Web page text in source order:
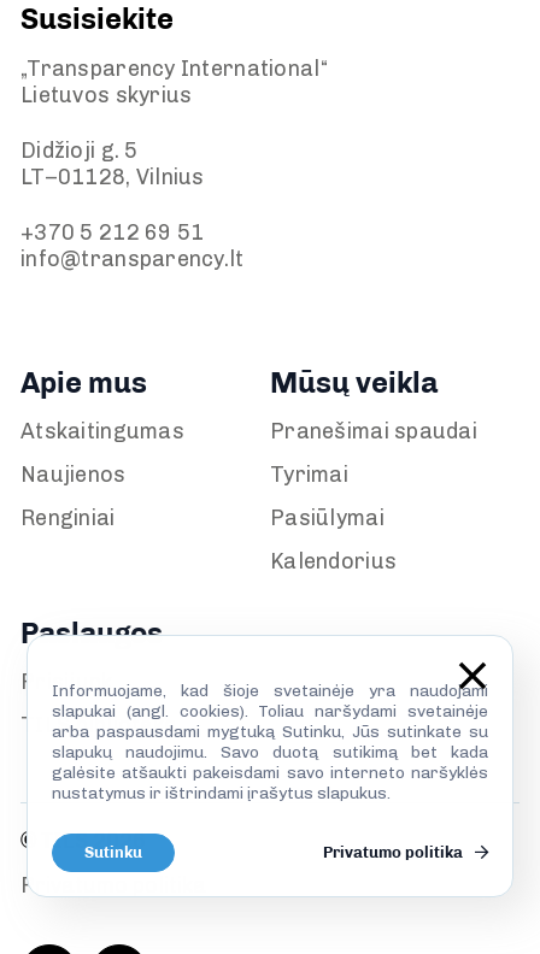
Susisiekite
„Transparency International“
Lietuvos skyrius
Didžioji g. 5
LT–01128, Vilnius
+370 5 212 69 51
info@transparency.lt
Apie mus
Atskaitingumas
Naujienos
Renginiai
Mūsų veikla
Pranešimai spaudai
Tyrimai
Pasiūlymai
Kalendorius
Paslaugos
Prisijunk
TILS biblioteka
© TILS 2026
Privatumo politika
Informuojame, kad šioje svetainėje yra naudojami
slapukai (angl. cookies). Toliau naršydami svetainėje
arba paspausdami mygtuką Sutinku, Jūs sutinkate su
slapukų naudojimu. Savo duotą sutikimą bet kada
galėsite atšaukti pakeisdami savo interneto naršyklės
nustatymus ir ištrindami įrašytus slapukus.
Sutinku Privatumo politika